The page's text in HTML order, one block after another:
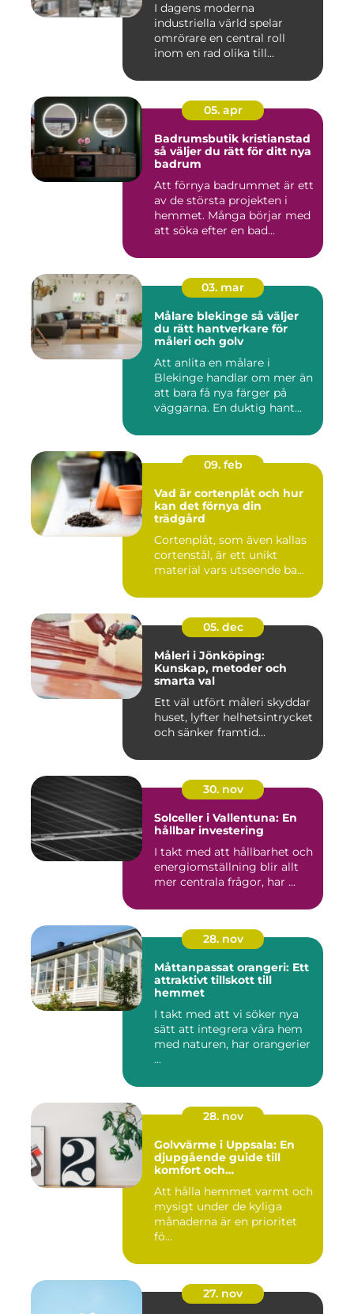
I dagens moderna
industriella värld spelar
omrörare en central roll
inom en rad olika till...
05. apr
Badrumsbutik kristianstad
så väljer du rätt för ditt nya
badrum
Att förnya badrummet är ett
av de största projekten i
hemmet. Många börjar med
att söka efter en bad...
03. mar
Målare blekinge så väljer
du rätt hantverkare för
måleri och golv
Att anlita en målare i
Blekinge handlar om mer än
att bara få nya färger på
väggarna. En duktig hant...
09. feb
Vad är cortenplåt och hur
kan det förnya din
trädgård
Cortenplåt, som även kallas
cortenstål, är ett unikt
material vars utseende ba...
05. dec
Måleri i Jönköping:
Kunskap, metoder och
smarta val
Ett väl utfört måleri skyddar
huset, lyfter helhetsintrycket
och sänker framtid...
30. nov
Solceller i Vallentuna: En
hållbar investering
I takt med att hållbarhet och
energiomställning blir allt
mer centrala frågor, har ...
28. nov
Måttanpassat orangeri: Ett
attraktivt tillskott till
hemmet
I takt med att vi söker nya
sätt att integrera våra hem
med naturen, har orangerier
...
28. nov
Golvvärme i Uppsala: En
djupgående guide till
komfort och
Att hålla hemmet varmt och
mysigt under de kyliga
månaderna är en prioritet
fö...
27. nov